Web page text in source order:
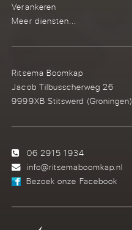
Verankeren
Meer diensten...
Ritsema Boomkap
Jacob Tilbusscherweg 26
9999XB Stitswerd (Groningen)
06 2915 1934
info@ritsemaboomkap.nl
Bezoek onze Facebook